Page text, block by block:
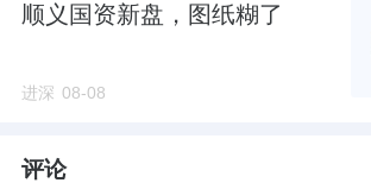
顺义国资新盘，图纸糊了
进深 08-08
评论